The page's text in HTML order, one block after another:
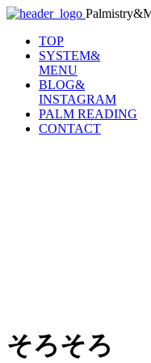
TOP
SYSTEM&
MENU
BLOG&
INSTAGRAM
PALM READING
CONTACT
そろそろ